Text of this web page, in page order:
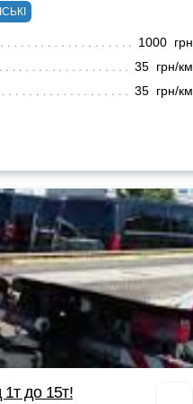
1000 грн
35 грн/км
35 грн/км
1т до 15т!